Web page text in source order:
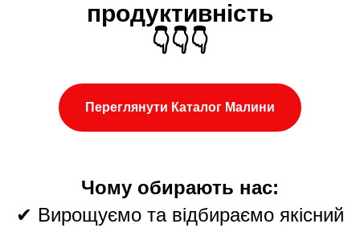
продуктивність
👇👇👇
Переглянути Каталог Малини
Чому обирають нас:
✔ Вирощуємо та відбираємо якісний